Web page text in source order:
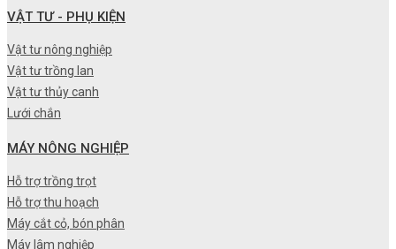
VẬT TƯ - PHỤ KIỆN
Vật tư nông nghiệp
Vật tư trồng lan
Vật tư thủy canh
Lưới chắn
MÁY NÔNG NGHIỆP
Hỗ trợ trồng trọt
Hỗ trợ thu hoạch
Máy cắt cỏ, bón phân
Máy lâm nghiệp